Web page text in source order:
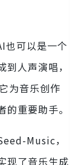
可以是一个
人声演唱，
为音乐创作
重要助手。
Music，
现了音乐生成